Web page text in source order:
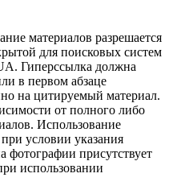
материалов разрешается
для поисковых систем
Гиперссылка должна
в первом абзаце
на цитируемый материал.
от полного либо
Использование
условии указания
фотографии присутствует
использовании